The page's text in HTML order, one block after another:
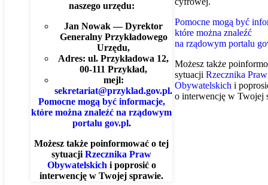
naszego urzędu:
Jan Nowak — Dyrektor
Generalny Przykładowego
Urzędu,
Adres: ul. Przykładowa 12,
00-111 Przykład,
mejl:
sekretariat@przyklad.gov.pl.
Pomocne mogą być informacje,
które można znaleźć na rządowym
portalu gov.pl.
Możesz także poinformować o tej
sytuacji Rzecznika Praw
Obywatelskich i poprosić o
interwencję w Twojej sprawie.
Pomocne mogą być
które można znaleźć
na rządowym portalu
Możesz także
sytuacji Rzecznika Praw
Obywatelskich i
o interwencję w Twojej